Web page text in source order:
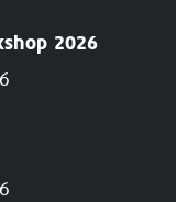
2026